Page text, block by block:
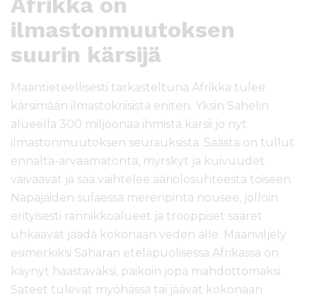
ilmastonmuutoksen
suurin kärsijä
Maantieteellisesti tarkasteltuna Afrikka tulee
kärsimään ilmastokriisistä eniten. Yksin Sahelin
alueella 300 miljoonaa ihmistä kärsii jo nyt
ilmastonmuutoksen seurauksista. Säästä on tullut
ennalta-arvaamatonta, myrskyt ja kuivuudet
vaivaavat ja sää vaihtelee ääriolosuhteesta toiseen.
Napajäiden sulaessa merenpinta nousee, jolloin
erityisesti rannikkoalueet ja trooppiset saaret
uhkaavat jäädä kokonaan veden alle. Maanviljely
esimerkiksi Saharan eteläpuolisessa Afrikassa on
käynyt haastavaksi, paikoin jopa mahdottomaksi.
Sateet tulevat myöhässä tai jäävät kokonaan